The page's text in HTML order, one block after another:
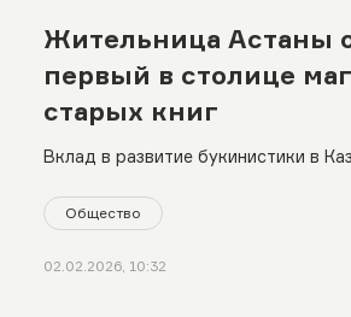
Жительница Астаны
первый в столице
старых книг
Вклад в развитие букинистики в
Общество
02.02.2026, 10:32